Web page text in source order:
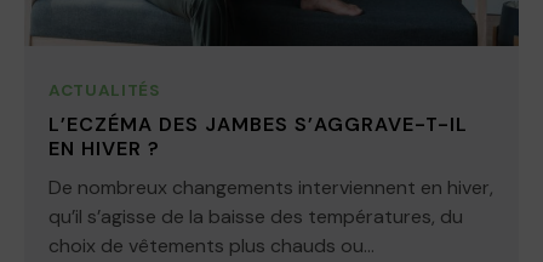
ACTUALITÉS
L’ECZÉMA DES JAMBES S’AGGRAVE-T-IL
EN HIVER ?
De nombreux changements interviennent en hiver,
qu’il s’agisse de la baisse des températures, du
choix de vêtements plus chauds ou...